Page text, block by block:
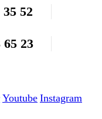
52
65 23
Youtube Instagram